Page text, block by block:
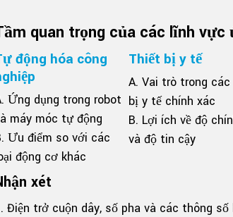
quan trọng của các lĩnh vực
động hóa công
Ứng dụng trong robot
máy móc tự động
Ưu điểm so với các
động cơ khác
Thiết bị y tế
A. Vai trò trong
bị y tế chính xác
B. Lợi ích về độ
và độ tin cậy
xét
Điện trở cuộn dây, số pha và các thông